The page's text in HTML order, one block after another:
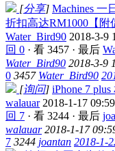
[分享] Machines 一
折扣高达RM1000【附
Water_Bird90 2018-3-9
回 0 · 看 3457 · 最后
Water_Bird90 2018-3-9
0 3457 Water_Bird90
[询问] iPhone 7
walauar 2018-1-17
回 7 · 看 3244 · 最后
walauar 2018-1-17
7 3244 joantan 2018-1-